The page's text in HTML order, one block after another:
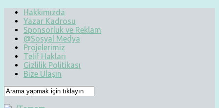
Hakkımızda
Yazar Kadrosu
Sponsorluk ve Reklam
@Sosyal Medya
Projelerimiz
Telif Hakları
Gizlilik Politikası
Bize Ulaşın